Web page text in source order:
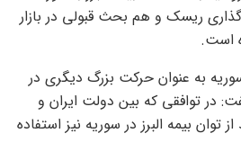
ریسک و هم بحث قبولی در بازار
است.
به عنوان حرکت بزرگ دیگری در
در توافقی که بین دولت ایران و
توان بیمه البرز در سوریه نیز استفاده